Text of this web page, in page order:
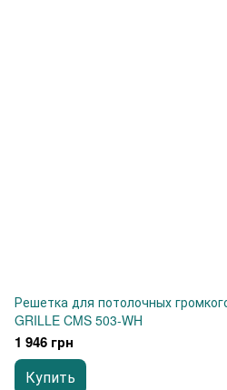
Решетка для потолочных
GRILLE CMS 503-WH
1 946 грн
Купить